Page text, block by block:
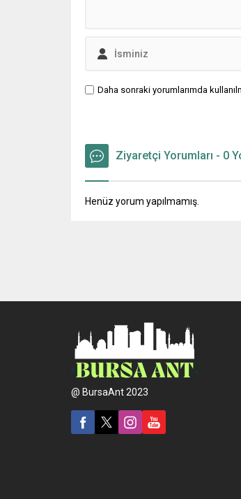
Daha sonraki yorumlarımda
Ziyaretçi Yorumları - 0
Henüz yorum yapılmamış.
Anasayfa Magazin
Sevginin Gücü
Paylaş